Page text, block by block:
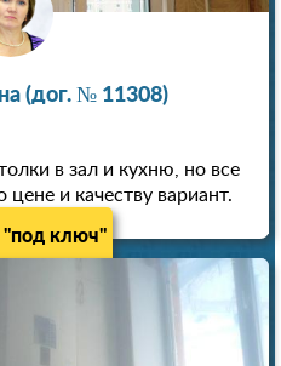
(дог. № 11308)
в зал и кухню, но все
и качеству вариант.
"под ключ"